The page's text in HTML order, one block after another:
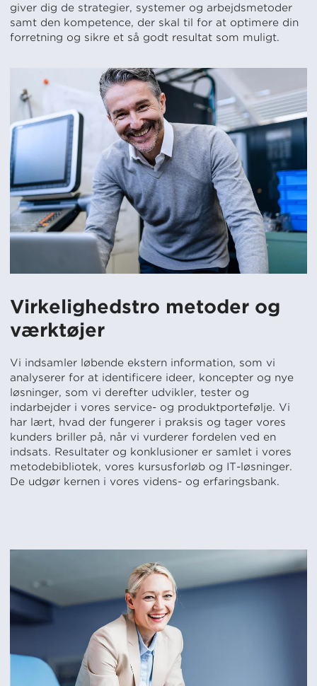
giver dig de strategier, systemer og arbejdsmetoder
samt den kompetence, der skal til for at optimere din
forretning og sikre et så godt resultat som muligt.
Virkelighedstro metoder og
værktøjer
Vi indsamler løbende ekstern information, som vi
analyserer for at identificere ideer, koncepter og nye
løsninger, som vi derefter udvikler, tester og
indarbejder i vores service- og produktportefølje. Vi
har lært, hvad der fungerer i praksis og tager vores
kunders briller på, når vi vurderer fordelen ved en
indsats. Resultater og konklusioner er samlet i vores
metodebibliotek, vores kursusforløb og IT-løsninger.
De udgør kernen i vores videns- og erfaringsbank.